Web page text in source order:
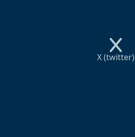
X (twitter)